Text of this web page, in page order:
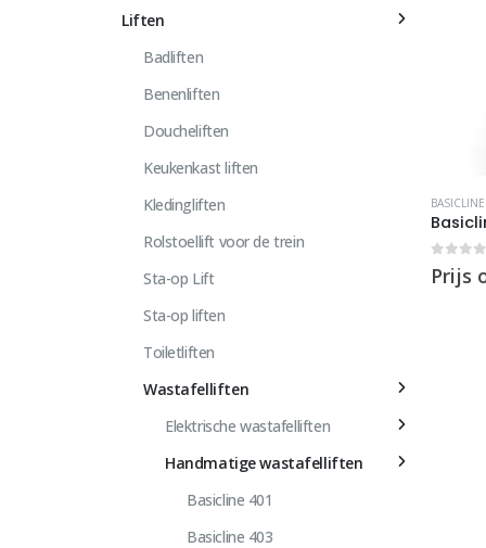
out
Prijs
Liften
Badliften
Benenliften
Doucheliften
Keukenkast liften
Kledingliften
Rolstoellift voor de trein
Sta-op Lift
Sta-op liften
Toiletliften
Wastafelliften
Elektrische wastafelliften
Handmatige wastafelliften
Basicline 401
Basicline 403